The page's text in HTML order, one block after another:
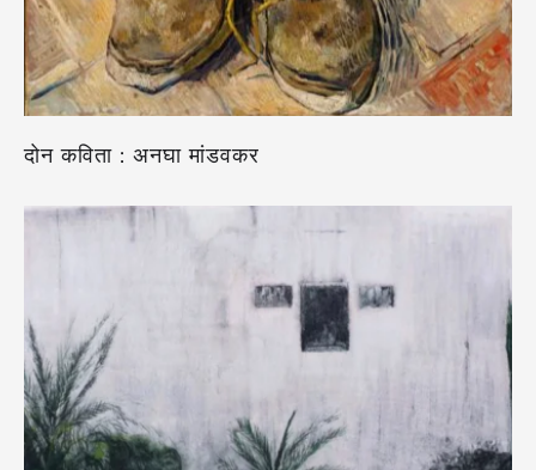
दोन कविता : अनघा मांडवकर